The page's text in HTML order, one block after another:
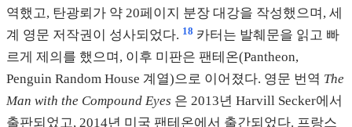
역했고, 탄광뢰가 약 20페이지 분장 대강을 작성했으며, 세
계 영문 저작권이 성사되었다. 18 카터는 발췌문을 읽고 빠
르게 제의를 했으며, 이후 미판은 팬테온(Pantheon,
Penguin Random House 계열)으로 이어졌다. 영문 번역 The
Man with the Compound Eyes 은 2013년 Harvill Secker에서
출판되었고, 2014년 미국 팬테온에서 출간되었다. 프랑스